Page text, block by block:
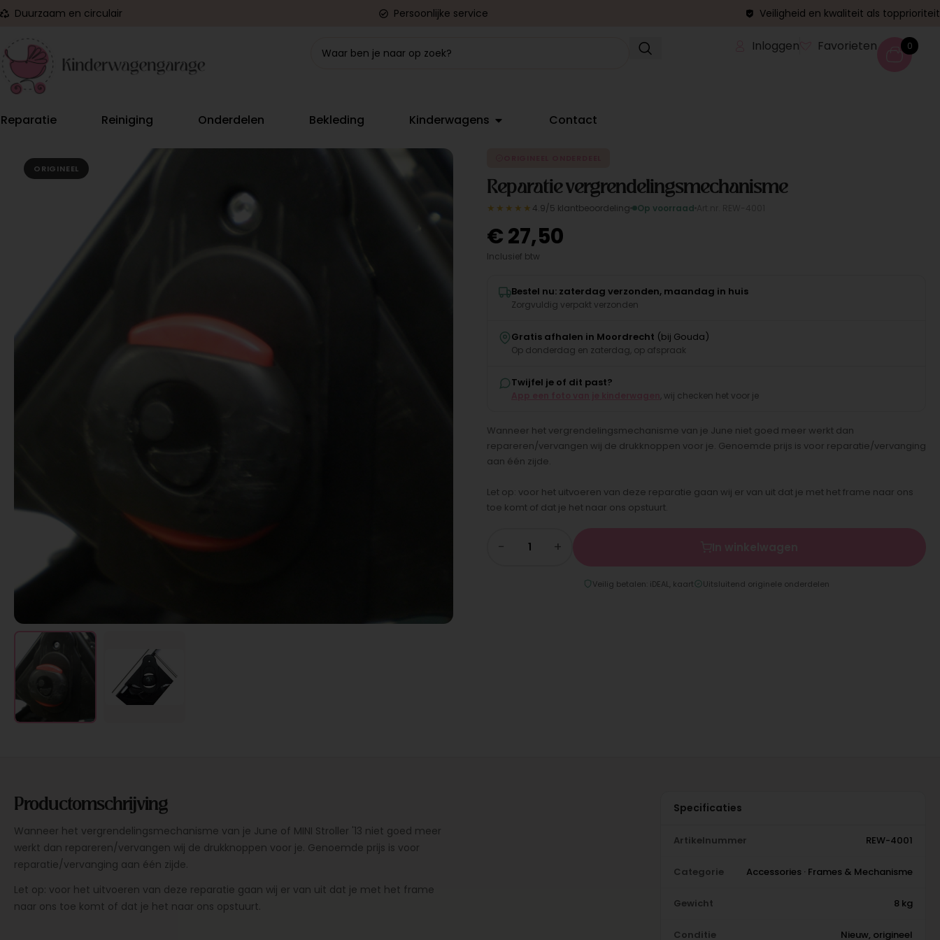
Duurzaam en circulair Persoonlijke service Veiligheid en kwaliteit als topprioriteit
Inloggen Favorieten 0
Reparatie Reiniging Onderdelen Bekleding Kinderwagens Contact
ORIGINEEL
Reparatie vergrendelingsmechanisme
★★★★★ 4.9/5 klantbeoordeling Op voorraad
€27,50
Inclusief btw
Bestel nu: zaterdag verzonden, maandag in huis
Zorgvuldig verpakt verzonden
Gratis afhalen in Moordrecht (bij Gouda)
Op donderdag en zaterdag, op afspraak
Twijfel je of dit past?
, wij checken het voor je
Wanneer het vergrendelingsmechanisme van je June niet goed meer werkt dan
repareren/vervangen wij de drukknoppen voor je. Genoemde prijs is voor reparatie/vervanging
aan één zijde.
Let op: voor het uitvoeren van deze reparatie gaan wij er van uit dat je met het frame naar ons
toe komt of dat je het naar ons opstuurt.
− +
Veilig betalen: iDEAL, kaart Uitsluitend originele onderdelen
Productomschrijving
Wanneer het vergrendelingsmechanisme van je June of MINI Stroller '13 niet goed meer
werkt dan repareren/vervangen wij de drukknoppen voor je. Genoemde prijs is voor
reparatie/vervanging aan één zijde.
Let op: voor het uitvoeren van deze reparatie gaan wij er van uit dat je met het frame
naar ons toe komt of dat je het naar ons opstuurt.
Specificaties
Artikelnummer REW-4001
Categorie Accessories · Frames & Mechanisme
Gewicht 8 kg
Conditie Nieuw, origineel